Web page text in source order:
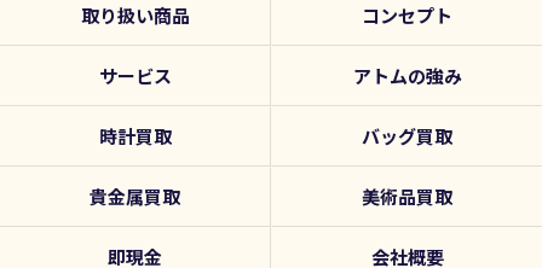
取り扱い商品 コンセプト
サービス アトムの強み
時計買取 バッグ買取
貴金属買取 美術品買取
即現金 会社概要